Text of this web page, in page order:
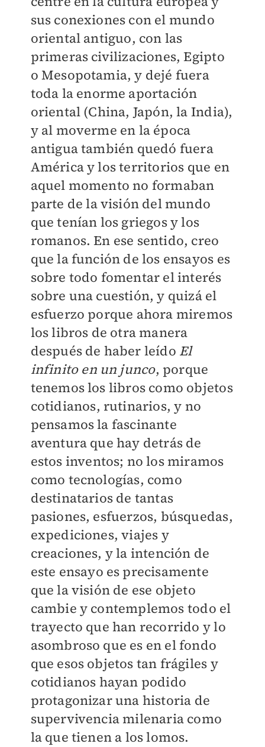
sus conexiones con el mundo
oriental antiguo, con las
primeras civilizaciones, Egipto
o Mesopotamia, y dejé fuera
toda la enorme aportación
oriental (China, Japón, la India),
y al moverme en la época
antigua también quedó fuera
América y los territorios que en
aquel momento no formaban
parte de la visión del mundo
que tenían los griegos y los
romanos. En ese sentido, creo
que la función de los ensayos es
sobre todo fomentar el interés
sobre una cuestión, y quizá el
esfuerzo porque ahora miremos
los libros de otra manera
después de haber leído El
infinito en un junco, porque
tenemos los libros como objetos
cotidianos, rutinarios, y no
pensamos la fascinante
aventura que hay detrás de
estos inventos; no los miramos
como tecnologías, como
destinatarios de tantas
pasiones, esfuerzos, búsquedas,
expediciones, viajes y
creaciones, y la intención de
este ensayo es precisamente
que la visión de ese objeto
cambie y contemplemos todo el
trayecto que han recorrido y lo
asombroso que es en el fondo
que esos objetos tan frágiles y
cotidianos hayan podido
protagonizar una historia de
supervivencia milenaria como
la que tienen a los lomos.